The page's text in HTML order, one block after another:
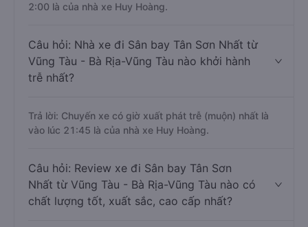
2:00 là của nhà xe Huy Hoàng.
Câu hỏi: Nhà xe đi Sân bay Tân Sơn Nhất từ
Vũng Tàu - Bà Rịa-Vũng Tàu nào khởi hành
trễ nhất?
Trả lời: Chuyến xe có giờ xuất phát trễ (muộn) nhất là
vào lúc 21:45 là của nhà xe Huy Hoàng.
Câu hỏi: Review xe đi Sân bay Tân Sơn
Nhất từ Vũng Tàu - Bà Rịa-Vũng Tàu nào có
chất lượng tốt, xuất sắc, cao cấp nhất?